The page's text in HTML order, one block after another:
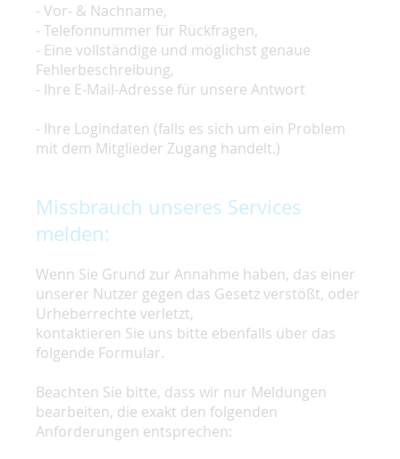
- Vor- & Nachname,
- Telefonnummer für Rückfragen,
- Eine vollständige und möglichst genaue
Fehlerbeschreibung,
- Ihre E-Mail-Adresse für unsere Antwort
- Ihre Logindaten (falls es sich um ein Problem
mit dem Mitglieder Zugang handelt.)
Missbrauch unseres Services
melden:
Wenn Sie Grund zur Annahme haben, das einer
unserer Nutzer gegen das Gesetz verstößt, oder
Urheberrechte verletzt,
kontaktieren Sie uns bitte ebenfalls über das
folgende Formular.
Beachten Sie bitte, dass wir nur Meldungen
bearbeiten, die exakt den folgenden
Anforderungen entsprechen: